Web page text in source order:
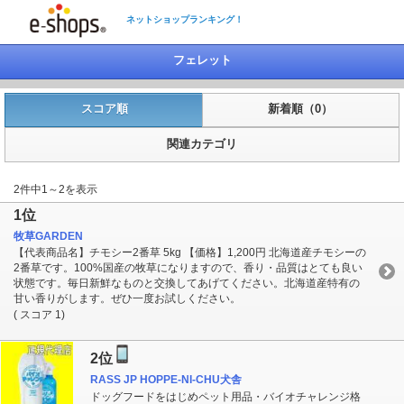
ネットショップランキング！
フェレット
スコア順 新着順（0）
関連カテゴリ
2件中1～2を表示
1位
牧草GARDEN
【代表商品名】チモシー2番草 5kg 【価格】1,200円 北海道産チモシーの
2番草です。100%国産の牧草になりますので、香り・品質はとても良い
状態です。毎日新鮮なものと交換してあげてください。北海道産特有の
甘い香りがします。ぜひ一度お試しください。
( スコア 1)
2位
RASS JP HOPPE-NI-CHU犬舎
ドッグフードをはじめペット用品・バイオチャレンジ格